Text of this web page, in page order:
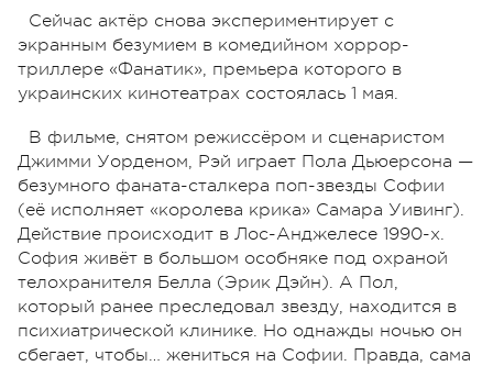
Сейчас актёр снова экспериментирует с
экранным безумием в комедийном хоррор-
триллере «Фанатик», премьера которого в
украинских кинотеатрах состоялась 1 мая.
В фильме, снятом режиссёром и сценаристом
Джимми Уорденом, Рэй играет Пола Дьюерсона —
безумного фаната-сталкера поп-звезды Софии
(её исполняет «королева крика» Самара Уивинг).
Действие происходит в Лос-Анджелесе 1990-х.
София живёт в большом особняке под охраной
телохранителя Белла (Эрик Дэйн). А Пол,
который ранее преследовал звезду, находится в
психиатрической клинике. Но однажды ночью он
сбегает, чтобы… жениться на Софии. Правда, сама